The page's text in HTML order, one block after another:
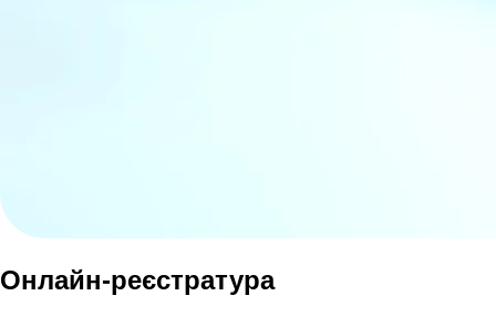
Онлайн-реєстратура